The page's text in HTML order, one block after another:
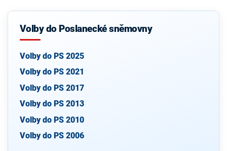
Volby do Poslanecké sněmovny
Volby do PS 2025
Volby do PS 2021
Volby do PS 2017
Volby do PS 2013
Volby do PS 2010
Volby do PS 2006